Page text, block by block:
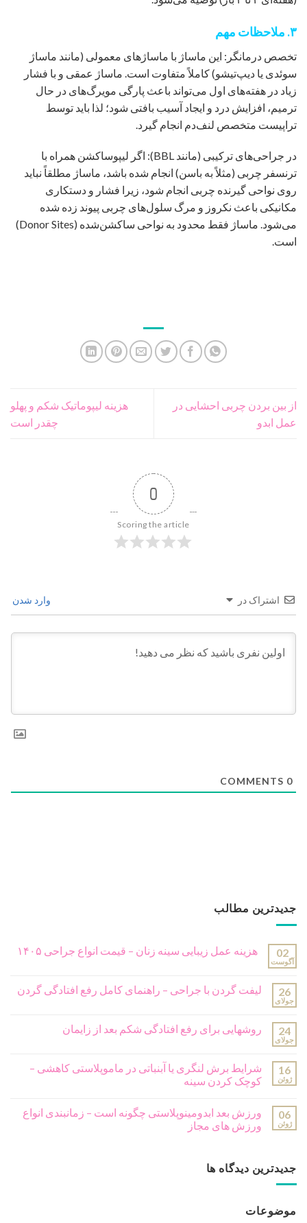
۳. ملاحظات مهم
تخصص درمانگر: این ماساژ با ماساژهای معمولی (مانند ماساژ
سوئدی یا دیپ‌تیشو) کاملاً متفاوت است. ماساژ عمقی و با فشار
زیاد در هفته‌های اول می‌تواند باعث پارگی مویرگ‌های در حال
ترمیم، افزایش درد و ایجاد آسیب بافتی شود؛ لذا باید توسط
تراپیست متخصص لنف‌دم انجام گیرد.
در جراحی‌های ترکیبی (مانند BBL): اگر لیپوساکشن همراه با
ترنسفر چربی (مثلاً به باسن) انجام شده باشد، ماساژ مطلقاً نباید
روی نواحی گیرنده چربی انجام شود، زیرا فشار و دستکاری
مکانیکی باعث نکروز و مرگ سلول‌های چربی پیوند زده شده
می‌شود. ماساژ فقط محدود به نواحی ساکشن‌شده (Donor Sites)
است.
از بین بردن چربی احشایی در
عمل ابدو
هزینه لیپوماتیک شکم و پهلو
چقدر است
0
Scoring the article
اشتراک در وارد شدن
0
جدیدترین مطالب
02
آگوست
هزینه عمل زیبایی سینه زنان – قیمت انواع جراحی ۱۴۰۵
26
جولای
لیفت گردن با جراحی – راهنمای کامل رفع افتادگی گردن
24
جولای
روشهایی برای رفع افتادگی شکم بعد از زایمان
16
ژوئن
شرایط برش لنگری یا آبنباتی در ماموپلاستی کاهشی –
کوچک کردن سینه
06
ژوئن
ورزش بعد ابدومینوپلاستی چگونه است – زمانبندی انواع
ورزش های مجاز
جدیدترین دیدگاه ها
موضوعات